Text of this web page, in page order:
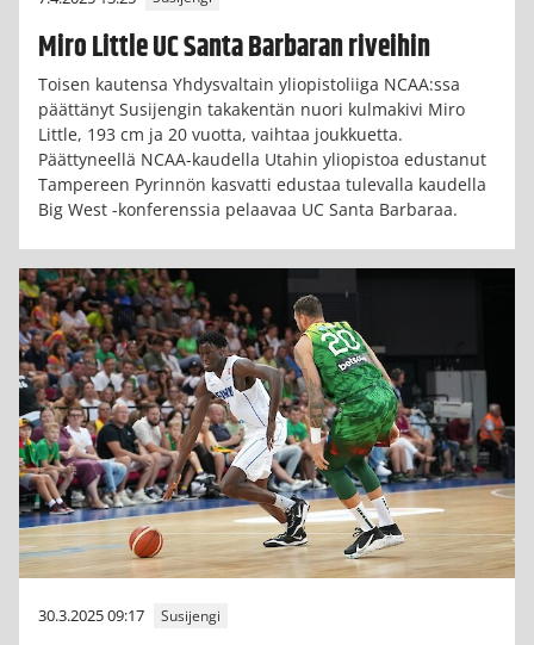
Miro Little UC Santa Barbaran riveihin
Toisen kautensa Yhdysvaltain yliopistoliiga NCAA:ssa
päättänyt Susijengin takakentän nuori kulmakivi Miro
Little, 193 cm ja 20 vuotta, vaihtaa joukkuetta.
Päättyneellä NCAA-kaudella Utahin yliopistoa edustanut
Tampereen Pyrinnön kasvatti edustaa tulevalla kaudella
Big West -konferenssia pelaavaa UC Santa Barbaraa.
30.3.2025 09:17 Susijengi